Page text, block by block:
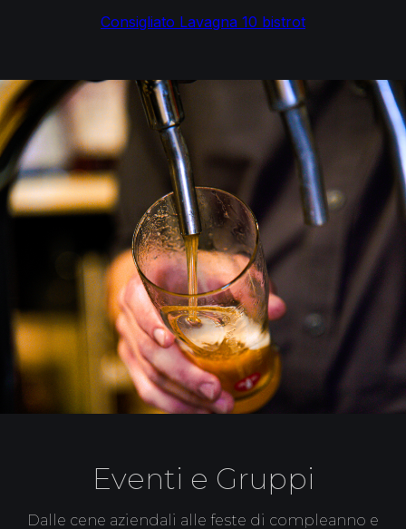
Consigliato Lavagna 10 bistrot
Eventi e Gruppi
Dalle cene aziendali alle feste di compleanno e